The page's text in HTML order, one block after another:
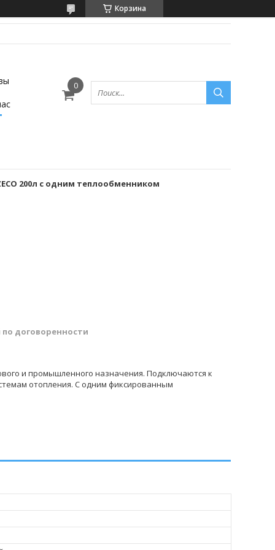
Корзина
200л с одним теплообменником
по договоренности
и промышленного назначения. Подключаются к
отопления. С одним фиксированным